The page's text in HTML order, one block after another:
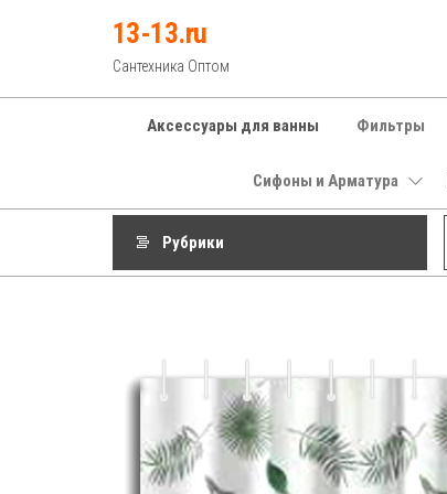
13-13.ru
Сантехника Оптом
Аксессуары для ванны Фильтры
Сифоны и Арматура
Рубрики